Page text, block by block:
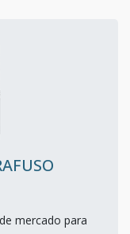
mercado para